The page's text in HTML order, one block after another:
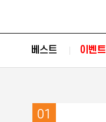
베스트 이벤트
01